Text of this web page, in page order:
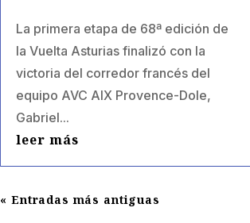
La primera etapa de 68ª edición de
la Vuelta Asturias finalizó con la
victoria del corredor francés del
equipo AVC AIX Provence-Dole,
Gabriel...
leer más
« Entradas más antiguas